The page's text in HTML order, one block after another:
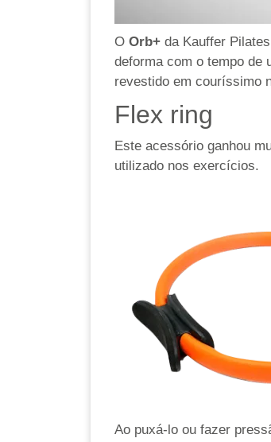
O Orb+ da Kauffer
deforma com o tempo de
revestido em couríssimo
Flex ring
Este acessório ganhou
utilizado nos exercícios.
Ao puxá-lo ou fazer